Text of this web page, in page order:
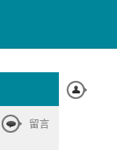
在
留言